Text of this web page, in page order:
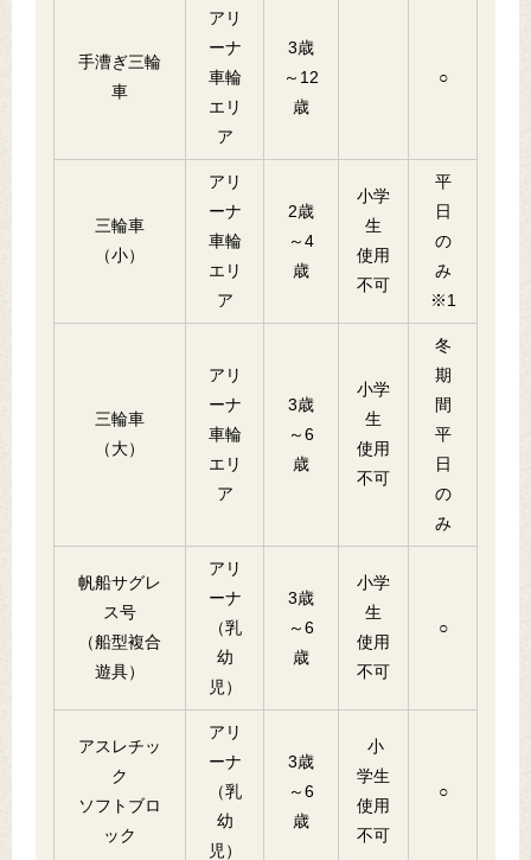
手漕ぎ三輪
車
アリ
ーナ
車輪
エリ
ア
3歳
～12
歳
○
三輪車
（小）
アリ
ーナ
車輪
エリ
ア
2歳
～4
歳
小学
生
使用
不可
平
日
の
み
※1
三輪車
（大）
アリ
ーナ
車輪
エリ
ア
3歳
～6
歳
小学
生
使用
不可
冬
期
間
平
日
の
み
帆船サグレ
ス号
（船型複合
遊具）
アリ
ーナ
（乳
幼
児）
3歳
～6
歳
小学
生
使用
不可
○
アスレチッ
ク
ソフトブロ
ック
アリ
ーナ
（乳
幼
児）
3歳
～6
歳
小
学生
使用
不可
○